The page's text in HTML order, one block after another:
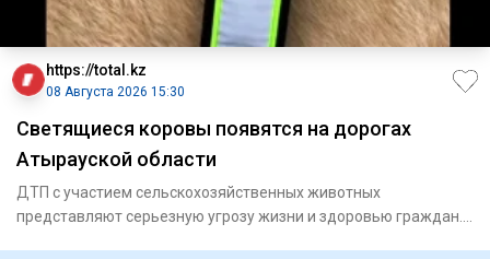
https://total.kz
08 Августа 2026 15:30
Светящиеся коровы появятся на дорогах
Атырауской области
ДТП с участием сельскохозяйственных животных
представляют серьезную угрозу жизни и здоровью граждан.